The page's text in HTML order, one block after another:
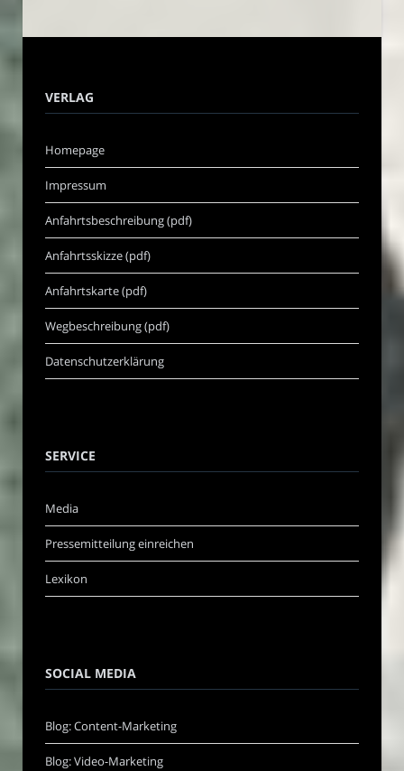
VERLAG
Homepage
Impressum
Anfahrtsbeschreibung (pdf)
Anfahrtsskizze (pdf)
Anfahrtskarte (pdf)
Wegbeschreibung (pdf)
Datenschutzerklärung
SERVICE
Media
Pressemitteilung einreichen
Lexikon
SOCIAL MEDIA
Blog: Content-Marketing
Blog: Video-Marketing